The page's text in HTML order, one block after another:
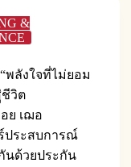
&
พลังใจที่ไม่ยอม
ชีวิต
ย เฌอ
ประสบการณ์
นด้วยประกัน